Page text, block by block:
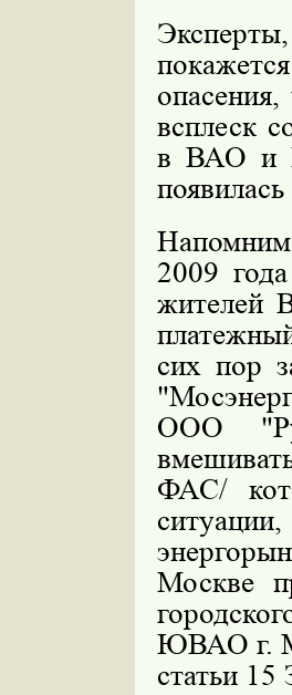
всплеск
в ВАО и
2009
жителей
сих пор
ООО
ФАС/
Москве
ЮВАО г.
статьи 15